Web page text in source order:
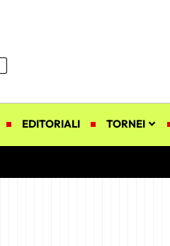
EDITORIALI TORNEI